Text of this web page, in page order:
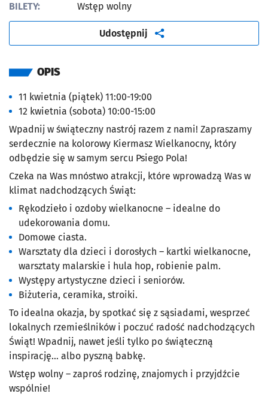
BILETY:
Wstęp wolny
Udostępnij artykuł
OPIS
11 kwietnia (piątek) 11:00-19:00
12 kwietnia (sobota) 10:00-15:00
Wpadnij w świąteczny nastrój razem z nami! Zapraszamy
serdecznie na kolorowy Kiermasz Wielkanocny, który
odbędzie się w samym sercu Psiego Pola!
Czeka na Was mnóstwo atrakcji, które wprowadzą Was w
klimat nadchodzących Świąt:
Rękodzieło i ozdoby wielkanocne – idealne do
udekorowania domu.
Domowe ciasta.
Warsztaty dla dzieci i dorosłych – kartki wielkanocne,
warsztaty malarskie i hula hop, robienie palm.
Występy artystyczne dzieci i seniorów.
Biżuteria, ceramika, stroiki.
To idealna okazja, by spotkać się z sąsiadami, wesprzeć
lokalnych rzemieślników i poczuć radość nadchodzących
Świąt! Wpadnij, nawet jeśli tylko po świąteczną
inspirację… albo pyszną babkę.
Wstęp wolny – zaproś rodzinę, znajomych i przyjdźcie
wspólnie!